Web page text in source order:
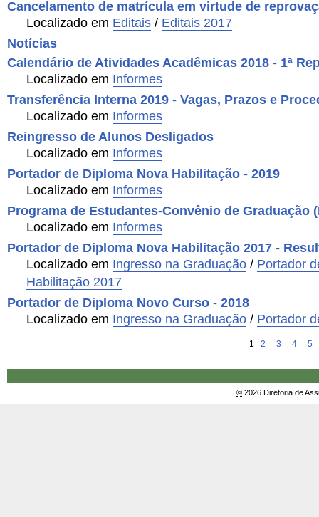
Cancelamento de matrícula em virtude de
Localizado em Editais / Editais 2017
Notícias
Calendário de Atividades Acadêmicas 2018 - 1ª
Localizado em Informes
Transferência Interna 2019 - Vagas, Prazos e
Localizado em Informes
Reingresso de Alunos Desligados
Localizado em Informes
Portador de Diploma Nova Habilitação - 2019
Localizado em Informes
Programa de Estudantes-Convênio de Graduação
Localizado em Informes
Portador de Diploma Nova Habilitação 2017 -
Localizado em Ingresso na Graduação / Portador
Habilitação 2017
Portador de Diploma Novo Curso - 2018
Localizado em Ingresso na Graduação / Portador
1 2 3 4 5
© 2026 Diretoria de